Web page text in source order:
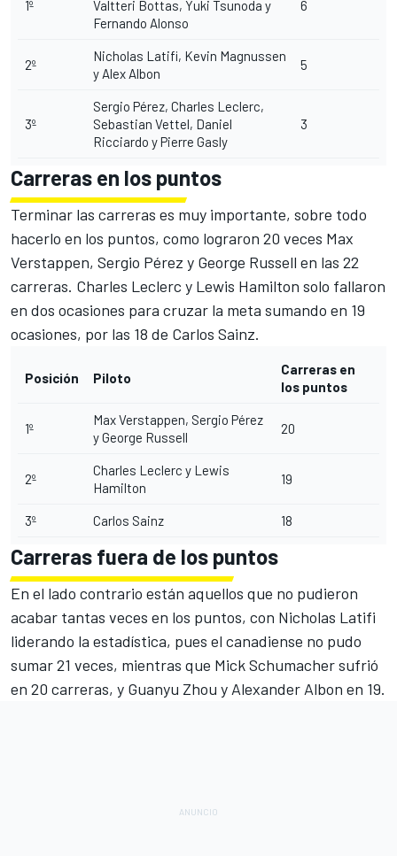
1º
Valtteri Bottas, Yuki Tsunoda y
Fernando Alonso
6
2º
Nicholas Latifi, Kevin Magnussen
y Alex Albon
5
3º
Sergio Pérez, Charles Leclerc,
Sebastian Vettel, Daniel
Ricciardo y Pierre Gasly
3
Carreras en los puntos
Terminar las carreras es muy importante, sobre todo
hacerlo en los puntos, como lograron 20 veces Max
Verstappen, Sergio Pérez y George Russell en las 22
carreras. Charles Leclerc y Lewis Hamilton solo fallaron
en dos ocasiones para cruzar la meta sumando en 19
ocasiones, por las 18 de Carlos Sainz.
Posición Piloto
Carreras en
los puntos
1º
Max Verstappen, Sergio Pérez
y George Russell
20
2º
Charles Leclerc y Lewis
Hamilton
19
3º Carlos Sainz 18
Carreras fuera de los puntos
En el lado contrario están aquellos que no pudieron
acabar tantas veces en los puntos, con Nicholas Latifi
liderando la estadística, pues el canadiense no pudo
sumar 21 veces, mientras que Mick Schumachersufrió
en 20 carreras, y Guanyu Zhou y Alexander Albon en 19.